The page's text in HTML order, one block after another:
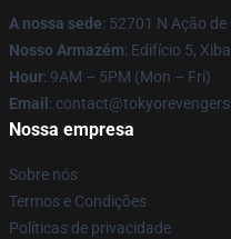
A nossa sede: 52701 N Ação de
Nosso Armazém: Edifício 5,
Hour: 9AM – 5PM (Mon – Fri)
Email :
Nossa empresa
Sobre nós
Termos e Condições
Políticas de privacidade